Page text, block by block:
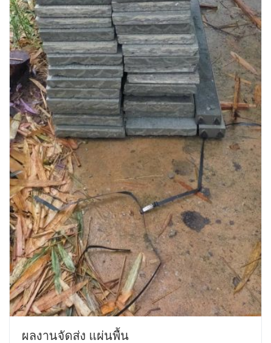
ผลงานจัดส่ง แผ่นพื้น